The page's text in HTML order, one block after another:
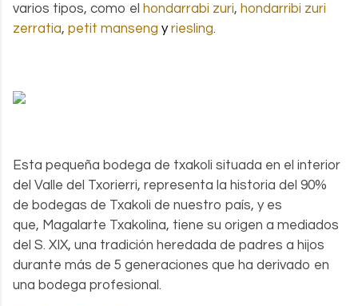
varios tipos, como el hondarrabi zuri, hondarribi zuri
zerratia, petit manseng yriesling.
Esta pequeña bodega de txakoli situada en el interior
del Valle del Txorierri, representa la historia del 90%
de bodegas de Txakoli de nuestro país, y es
que, Magalarte Txakolina, tiene su origen a mediados
del S. XIX, una tradición heredada de padres a hijos
durante más de 5 generaciones que ha derivado en
una bodega profesional.